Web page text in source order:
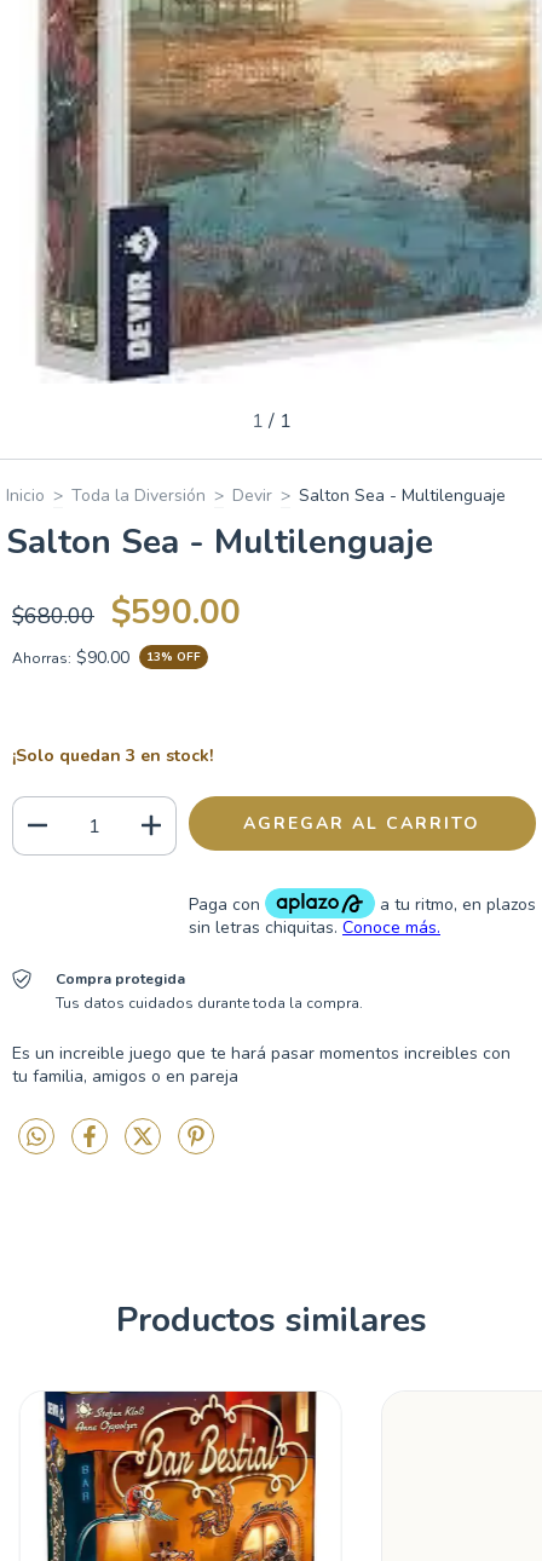
1 / 1
Inicio > Toda la Diversión > Devir > Salton Sea - Multilenguaje
Salton Sea - Multilenguaje
$680.00 $590.00
Ahorras: $90.00 13% OFF
¡Solo quedan 3 en stock!
Compra protegida
Tus datos cuidados durante toda la compra.
Es un increible juego que te hará pasar momentos increibles con
tu familia, amigos o en pareja
Productos similares